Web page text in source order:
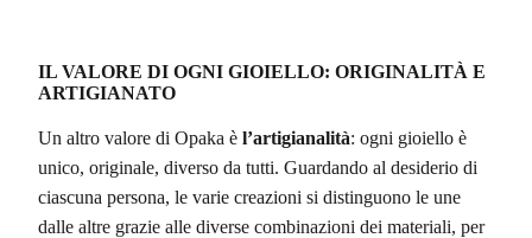
IL VALORE DI OGNI GIOIELLO: ORIGINALITÀ E
ARTIGIANATO
Un altro valore di Opaka è l’artigianalità: ogni gioiello è
unico, originale, diverso da tutti. Guardando al desiderio di
ciascuna persona, le varie creazioni si distinguono le une
dalle altre grazie alle diverse combinazioni dei materiali, per